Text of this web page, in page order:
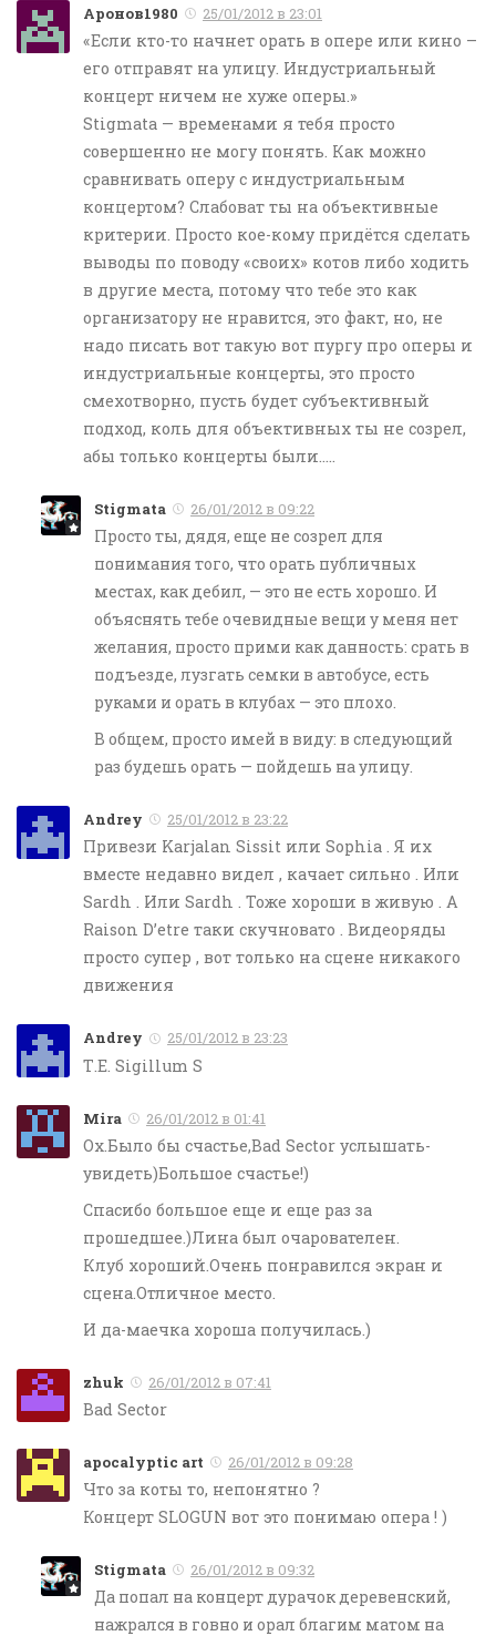
Aронов1980 25/01/2012 в 23:01
«Если кто-то начнет орать в опере или кино –
его отправят на улицу. Индустриальный
концерт ничем не хуже оперы.»
Stigmata — временами я тебя просто
совершенно не могу понять. Как можно
сравнивать оперу с индустриальным
концертом? Слабоват ты на объективные
критерии. Просто кое-кому придётся сделать
выводы по поводу «своих» котов либо ходить
в другие места, потому что тебе это как
организатору не нравится, это факт, но, не
надо писать вот такую вот пургу про оперы и
индустриальные концерты, это просто
смехотворно, пусть будет субъективный
подход, коль для объективных ты не созрел,
абы только концерты были…..
Stigmata 26/01/2012 в 09:22
Просто ты, дядя, еще не созрел для
понимания того, что орать публичных
местах, как дебил, — это не есть хорошо. И
объяснять тебе очевидные вещи у меня нет
желания, просто прими как данность: срать в
подъезде, лузгать семки в автобусе, есть
руками и орать в клубах — это плохо.
В общем, просто имей в виду: в следующий
раз будешь орать — пойдешь на улицу.
Andrey 25/01/2012 в 23:22
Привези Karjalan Sissit или Sophia . Я их
вместе недавно видел , качает сильно . Или
Sardh . Или Sardh . Тоже хороши в живую . А
Raison D’etre таки скучновато . Видеоряды
просто супер , вот только на сцене никакого
движения
Andrey 25/01/2012 в 23:23
Т.Е. Sigillum S
Mira 26/01/2012 в 01:41
Ох.Было бы счастье,Bad Sector услышать-
увидеть)Большое счастье!)
Спасибо большое еще и еще раз за
прошедшее.)Лина был очарователен.
Клуб хороший.Очень понравился экран и
сцена.Отличное место.
И да-маечка хороша получилась.)
zhuk 26/01/2012 в 07:41
Bad Sector
apocalyptic art 26/01/2012 в 09:28
Что за коты то, непонятно ?
Концерт SLOGUN вот это понимаю опера ! )
Stigmata 26/01/2012 в 09:32
Да попал на концерт дурачок деревенский,
нажрался в говно и орал благим матом на